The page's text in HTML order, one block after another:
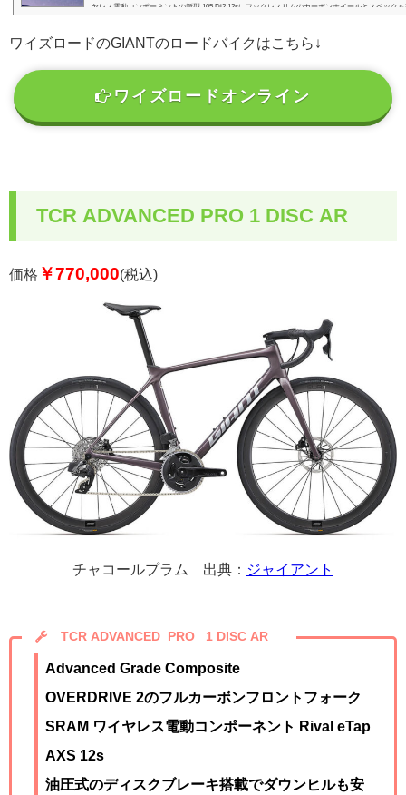
ヤレス電動コンポーネントの新型 105 Di2 12sにフックレスリムのカーボンホイールとスペック
い...
ワイズロードのGIANTのロードバイクはこちら↓
ワイズロードオンライン
TCR ADVANCED PRO 1 DISC AR
価格 ￥770,000(税込)
チャコールプラム 出典： ジャイアント
TCR ADVANCED PRO 1 DISC AR
Advanced Grade Composite
OVERDRIVE 2のフルカーボンフロントフォーク
SRAM ワイヤレス電動コンポーネント Rival eTap
AXS 12s
油圧式のディスクブレーキ搭載でダウンヒルも安